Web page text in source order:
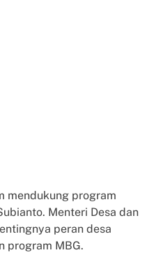
mendukung program
Menteri Desa dan
peran desa
program MBG.